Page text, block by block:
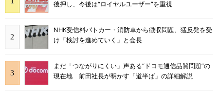
後押し、今後は“ロイヤルユーザー”を重視
NHK受信料パトカー・消防車から徴収問題、猛反発を受
け「検討を進めていく」と会長
まだ「つながりにくい」声ある“ドコモ通信品質問題”の
現在地 前田社長が明かす「道半ば」の詳細解説